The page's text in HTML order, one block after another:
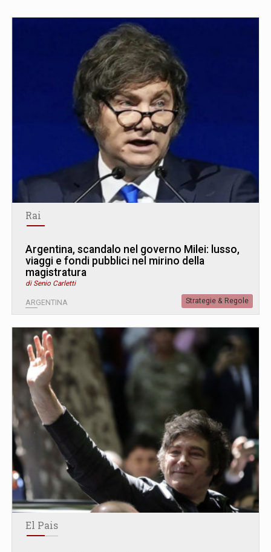
Rai
Argentina, scandalo nel governo Milei: lusso,
viaggi e fondi pubblici nel mirino della
magistratura
di Senio Carletti
ARGENTINA Strategie & Regole
El Pais